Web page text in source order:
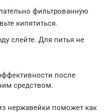
фильтрованную
кипятиться.
слейте. Для питья не
после
средством.
нержавейки поможет как